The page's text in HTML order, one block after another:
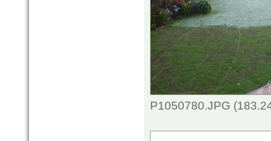
P1050780.JPG